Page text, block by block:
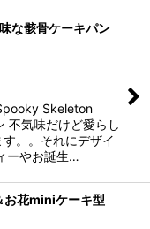
な骸骨ケーキパン
Skeleton
不気味だけど愛らし
。。それにデザイ
ーやお誕生…
花miniケーキ型